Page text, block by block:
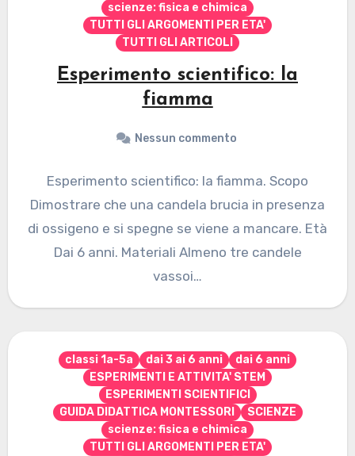
scienze: fisica e chimica
TUTTI GLI ARGOMENTI PER ETA'
TUTTI GLI ARTICOLI
Esperimento scientifico: la
fiamma
Nessun commento
Esperimento scientifico: la fiamma. Scopo
Dimostrare che una candela brucia in presenza
di ossigeno e si spegne se viene a mancare. Età
Dai 6 anni. Materiali Almeno tre candele
vassoi…
classi 1a-5a dai 3 ai 6 anni
dai 6 anni
ESPERIMENTI E ATTIVITA' STEM
ESPERIMENTI SCIENTIFICI
GUIDA DIDATTICA MONTESSORI
SCIENZE
scienze: fisica e chimica
TUTTI GLI ARGOMENTI PER ETA'